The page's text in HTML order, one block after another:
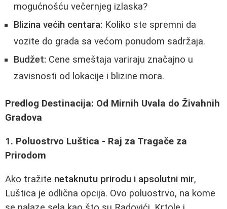
mogućnošću večernjeg izlaska?
Blizina većih centara: Koliko ste spremni da
vozite do grada sa većom ponudom sadržaja.
Budžet: Cene smeštaja variraju značajno u
zavisnosti od lokacije i blizine mora.
Predlog Destinacija: Od Mirnih Uvala do Živahnih
Gradova
1. Poluostrvo Luštica - Raj za Tragače za
Prirodom
Ako tražite netaknutu prirodu i apsolutni mir,
Luštica je odlična opcija. Ovo poluostrvo, na kome